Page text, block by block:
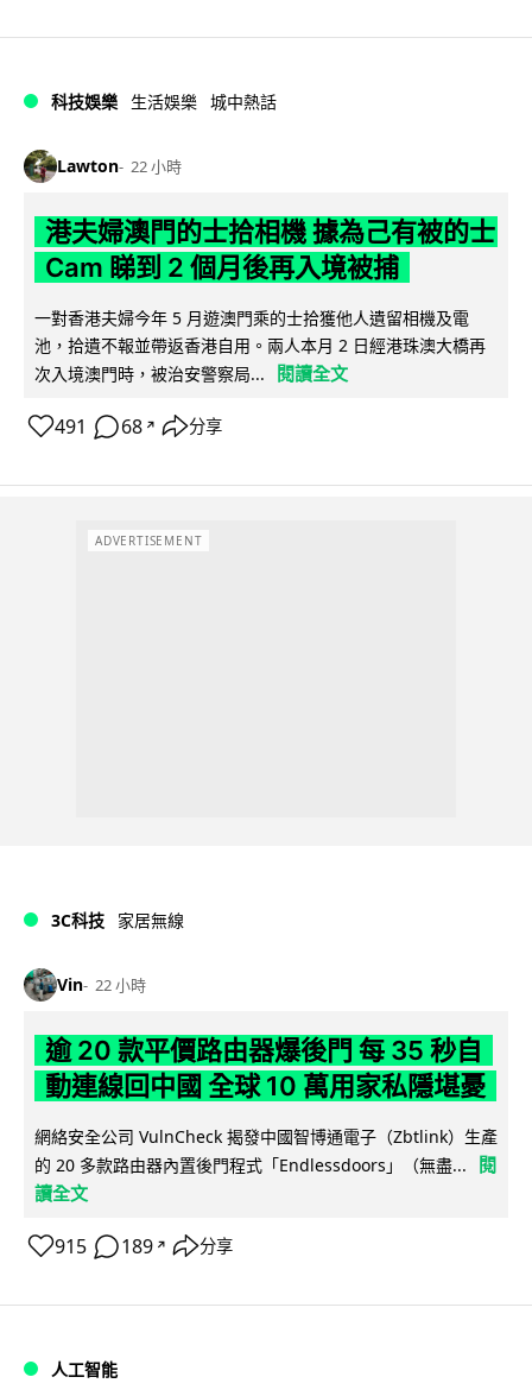
科技娛樂 生活娛樂 城中熱話
Lawton 22 小時
港夫婦澳門的士拾相機 據為己有被的士
Cam 睇到 2 個月後再入境被捕
一對香港夫婦今年 5 月遊澳門乘的士拾獲他人遺留相機及電
池，拾遺不報並帶返香港自用。兩人本月 2 日經港珠澳大橋再
次入境澳門時，被治安警察局...
閱讀全文
491 68 ↗ 分享
ADVERTISEMENT
3C科技 家居無線
Vin 22 小時
逾 20 款平價路由器爆後門 每 35 秒自
動連線回中國 全球 10 萬用家私隱堪憂
網絡安全公司 VulnCheck 揭發中國智博通電子（Zbtlink）生產
的 20 多款路由器內置後門程式「Endlessdoors」（無盡...
閱
讀全文
915 189 ↗ 分享
人工智能